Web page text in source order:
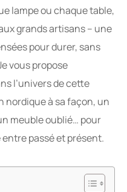
lampe ou chaque table,
grands artisans – une
pour durer, sans
vous propose
l’univers de cette
nordique à sa façon, un
meuble oublié… pour
passé et présent.